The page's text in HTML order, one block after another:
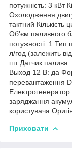
потужність: 3 кВт
Охолодження
тактний Кількість
Об'єм паливного
потужності: 1
л/год (залежить
шт Датчик палива:
Выход 12 В: да
перевантаження
Електрогенератор
заряджання
користувача
Приховати